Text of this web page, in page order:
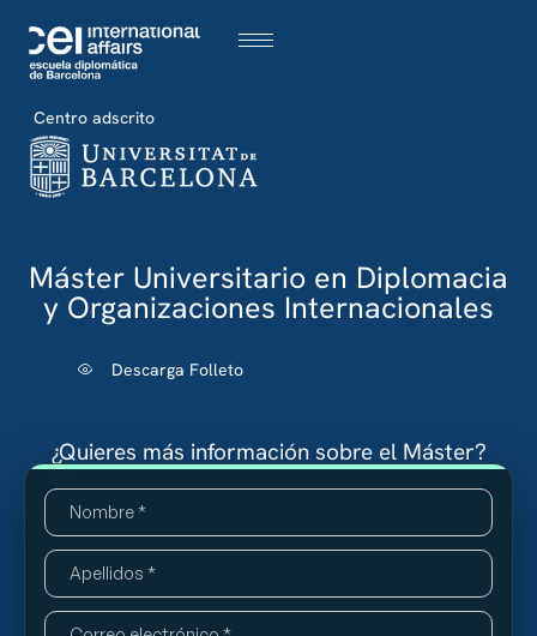
Centro adscrito
Máster Universitario en Diplomacia
y Organizaciones Internacionales
Descarga Folleto
¿Quieres más información sobre el Máster?